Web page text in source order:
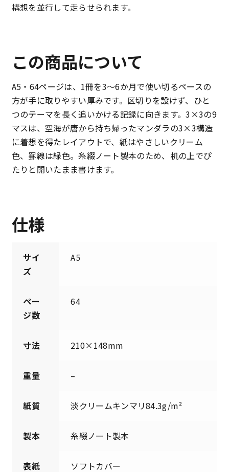
構想を並行して走らせられます。
この商品について
A5・64ページは、1冊を3〜6か月で使い切るペースの
方が手に取りやすい厚みです。区切りを設けず、ひと
つのテーマを長く追いかける記録に向きます。3×3の9
マスは、空海が唐から持ち帰ったマンダラの3×3構造
に着想を得たレイアウトで、紙はやさしいクリーム
色、罫線は緑色。糸綴ノート製本のため、机の上でぴ
たりと開いたまま書けます。
仕様
サイ
ズ
A5
ペー
ジ数
64
寸法 210×148mm
重量 –
紙質 淡クリームキンマリ84.3g/m²
製本 糸綴ノート製本
表紙 ソフトカバー